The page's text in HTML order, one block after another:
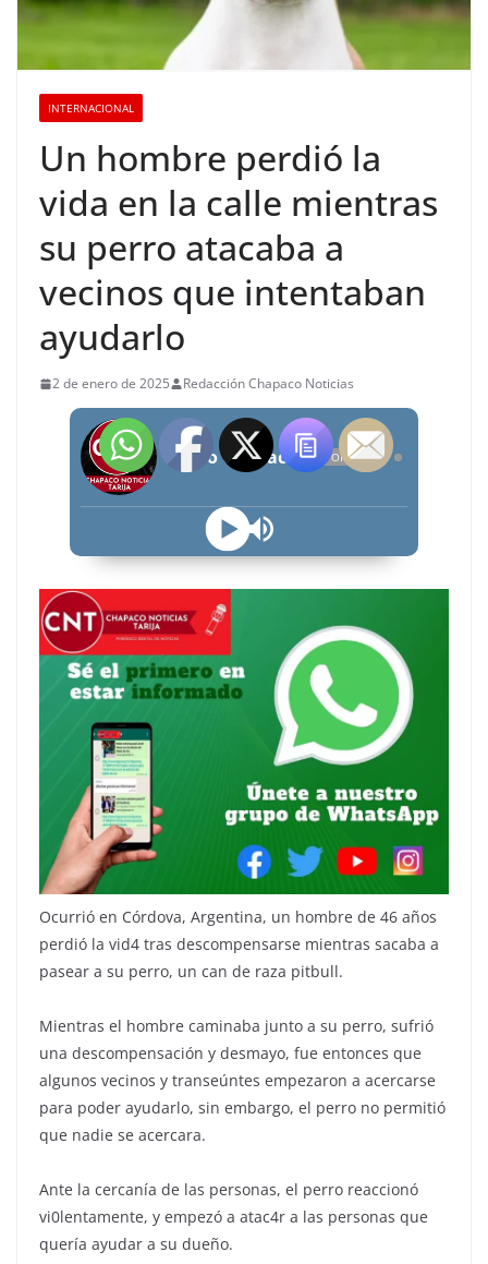
INTERNACIONAL
Un hombre perdió la
vida en la calle mientras
su perro atacaba a
vecinos que intentaban
ayudarlo
2 de enero de 2025 Redacción Chapaco Noticias
Radio Chapaco Noticias Las 24 horas en vivo OFFLINE
Ocurrió en Córdova, Argentina, un hombre de 46 años
perdió la vid4 tras descompensarse mientras sacaba a
pasear a su perro, un can de raza pitbull.
Mientras el hombre caminaba junto a su perro, sufrió
una descompensación y desmayo, fue entonces que
algunos vecinos y transeúntes empezaron a acercarse
para poder ayudarlo, sin embargo, el perro no permitió
que nadie se acercara.
Ante la cercanía de las personas, el perro reaccionó
vi0lentamente, y empezó a atac4r a las personas que
quería ayudar a su dueño.